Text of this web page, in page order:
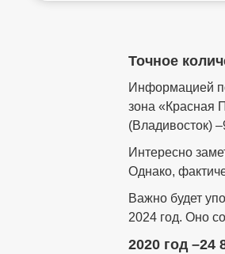
Точное
Информацией
зона «Красная
(Владивосток)
Интересно
Однако,
Важно будет
2024 год. Оно
2020 год –24